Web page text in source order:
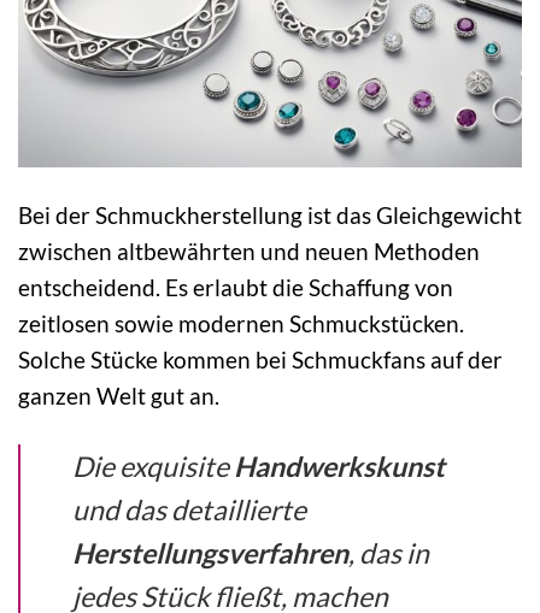
Bei der Schmuckherstellung ist das Gleichgewicht
zwischen altbewährten und neuen Methoden
entscheidend. Es erlaubt die Schaffung von
zeitlosen sowie modernen Schmuckstücken.
Solche Stücke kommen bei Schmuckfans auf der
ganzen Welt gut an.
Die exquisiteHandwerkskunst
und das detaillierte
Herstellungsverfahren, das in
jedes Stück fließt, machen